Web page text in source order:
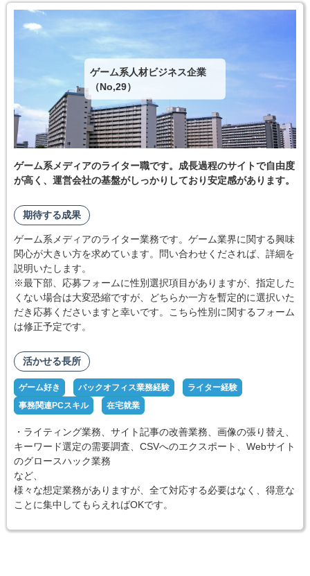
ゲーム系人材ビジネス企業
（No,29）
ゲーム系メディアのライター職です。成長過程のサイトで自由度
が高く、運営会社の基盤がしっかりしており安定感があります。
期待する成果
ゲーム系メディアのライター業務です。ゲーム業界に関する興味
関心が大きい方を求めています。問い合わせくだされば、詳細を
説明いたします。
※最下部、応募フォームに性別選択項目がありますが、指定した
くない場合は大変恐縮ですが、どちらか一方を暫定的に選択いた
だき応募くださいますと幸いです。こちら性別に関するフォーム
は修正予定です。
活かせる長所
ゲーム好き バックオフィス業務経験
ライター経験
事務関連PCスキル
在宅就業
・ライティング業務、サイト記事の改善業務、画像の張り替え、
キーワード選定の需要調査、CSVへのエクスポート、Webサイト
のグロースハック業務
など、
様々な想定業務がありますが、全て対応する必要はなく、得意な
ことに集中してもらえればOKです。